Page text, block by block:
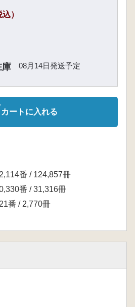
込）
庫 08月14日発送予定
カートに入れる
番 / 124,857冊
番 / 31,316冊
番 / 2,770冊